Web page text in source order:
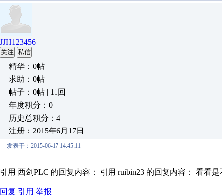
JJH123456
关注 私信
精华：0帖
求助：0帖
帖子：0帖 | 11回
年度积分：0
历史总积分：4
注册：2015年6月17日
发表于：2015-06-17 14:45:11
引用 西剑PLC 的回复内容： 引用 ruibin23 的回复内容： 看看
回复 引用 举报